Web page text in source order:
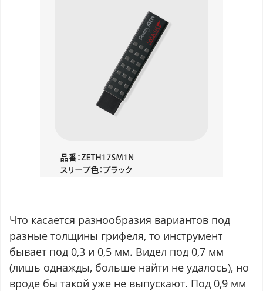
Что касается разнообразия вариантов под
разные толщины грифеля, то инструмент
бывает под 0,3 и 0,5 мм. Видел под 0,7 мм
(лишь однажды, больше найти не удалось), но
вроде бы такой уже не выпускают. Под 0,9 мм